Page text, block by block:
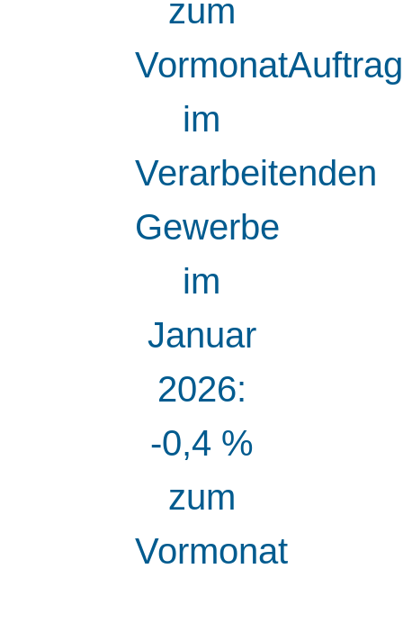
zum
im
Verarbeitenden
Gewerbe
im
Januar
2026:
-0,4 %
zum
Vormonat